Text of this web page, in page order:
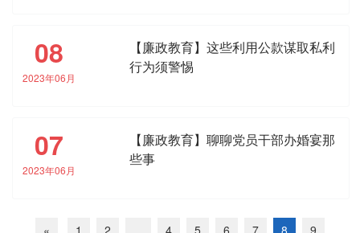
08
2023年06月
【廉政教育】这些利用公款谋取私利
行为须警惕
07
2023年06月
【廉政教育】聊聊党员干部办婚宴那
些事
« 1 2 4 5 6 7 8 9